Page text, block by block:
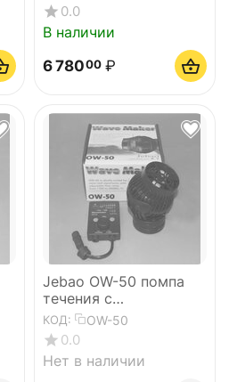
0.0
В наличии
6 78000 ₽
Jebao OW-50 помпа
течения с
контроллером
КОД: OW-50
0.0
Нет в наличии